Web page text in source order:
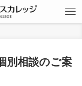
相談のご案